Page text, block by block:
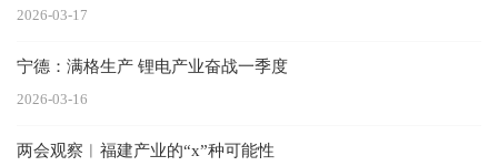
2026-03-17
宁德：满格生产 锂电产业奋战一季度
2026-03-16
两会观察︱福建产业的“x”种可能性